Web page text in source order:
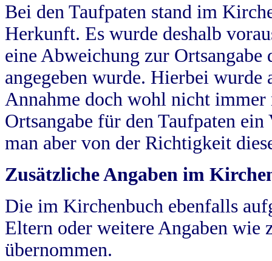
Bei den Taufpaten stand im
Herkunft. Es wurde deshalb
eine Abweichung zur
angegeben wurde. Hierbei wurde
Annahme doch wohl nicht
Ortsangabe für den Taufpaten
man aber von der Richtigkeit
Zusätzliche Angaben im
Die im Kirchenbuch ebenfalls
Eltern oder weitere Angaben wie
übernommen.